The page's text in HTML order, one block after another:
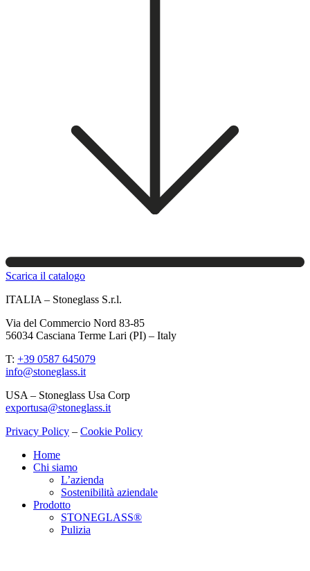
Scarica il catalogo
ITALIA – Stoneglass S.r.l.
Via del Commercio Nord 83-85
56034 Casciana Terme Lari (PI) – Italy
T: +39 0587 645079
info@stoneglass.it
USA – Stoneglass Usa Corp
exportusa@stoneglass.it
Privacy Policy – Cookie Policy
Home
Chi siamo
L’azienda
Sostenibilità aziendale
Prodotto
STONEGLASS®
Pulizia